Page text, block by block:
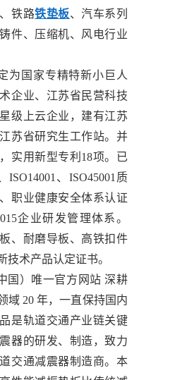
铁路铁垫板、汽车系列
件、压缩机、风电行业
为国家专精特新小巨人
企业、江苏省民营科技
级上云企业，建有江苏
苏省研究生工作站。并
实用新型专利18项。已
ISO14001、ISO45001质
职业健康安全体系认证
企业研发管理体系。
、耐磨导板、高铁扣件
技术产品认定证书。
国）唯一官方网站 深耕
域 20 年，一直保持国内
是轨道交通产业链关键
器的研发、制造，致力
交通减震器制造商。本